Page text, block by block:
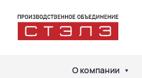
О компании